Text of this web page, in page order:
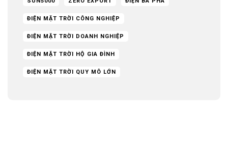
ĐIỆN MẶT TRỜI CÔNG NGHIỆP
ĐIỆN MẶT TRỜI DOANH NGHIỆP
ĐIỆN MẶT TRỜI HỘ GIA ĐÌNH
ĐIỆN MẶT TRỜI QUY MÔ LỚN